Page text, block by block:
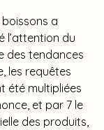
a
l’attention du
des tendances
les requêtes
été multipliées
et par 7 le
des produits,